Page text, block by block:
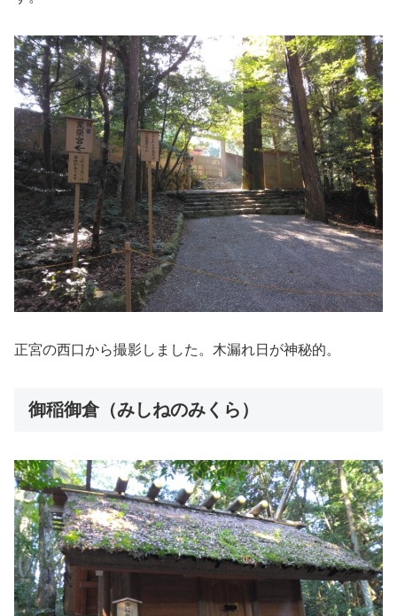
正宮の西口から撮影しました。木漏れ日が神秘的。
御稲御倉（みしねのみくら）